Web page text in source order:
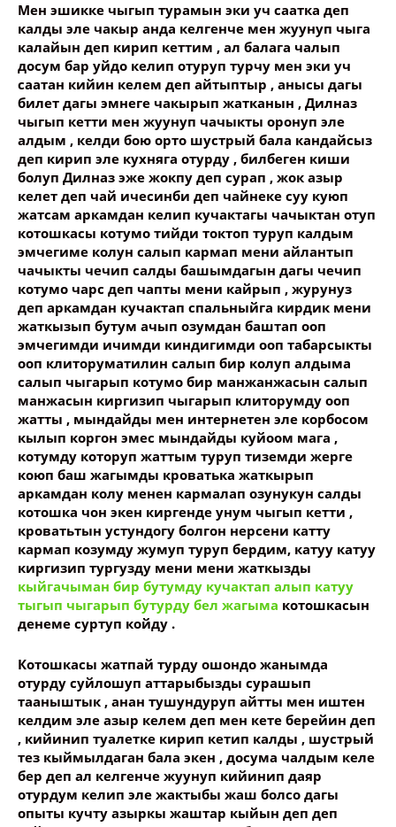
Мен эшикке чыгып турамын эки уч саатка деп
калды эле чакыр анда келгенче мен жуунуп чыга
калайын деп кирип кеттим , ал балага чалып
досум бар уйдо келип отуруп турчу мен эки уч
саатан кийин келем деп айтыптыр , анысы дагы
билет дагы эмнеге чакырып жатканын , Дилназ
чыгып кетти мен жуунуп чачыкты оронуп эле
алдым , келди бою орто шустрый бала кандайсыз
деп кирип эле кухняга отурду , билбеген киши
болуп Дилназ эже жокпу деп сурап , жок азыр
келет деп чай ичесинби деп чайнеке суу куюп
жатсам аркамдан келип кучактагы чачыктан отуп
котошкасы котумо тийди токтоп туруп калдым
эмчегиме колун салып кармап мени айлантып
чачыкты чечип салды башымдагын дагы чечип
котумо чарс деп чапты мени кайрып , журунуз
деп аркамдан кучактап спальныйга кирдик мени
жаткызып бутум ачып озумдан баштап ооп
эмчегимди ичимди киндигимди ооп табарсыкты
ооп клиторуматилин салып бир колуп алдыма
салып чыгарып котумо бир манжанжасын салып
манжасын киргизип чыгарып клиторумду ооп
жатты , мындайды мен интернетен эле корбосом
кылып коргон эмес мындайды куйоом мага ,
котумду которуп жаттым туруп тиземди жерге
коюп баш жагымды кроватька жаткырып
аркамдан колу менен кармалап озунукун салды
котошка чон экен киргенде унум чыгып кетти ,
кроватьтын устундогу болгон нерсени катту
кармап козумду жумуп туруп бердим, катуу катуу
киргизип тургузду мени мени жаткызды
кыйгачыман бир бутумду кучактап алып катуу
тыгып чыгарып бутурду бел жагыма котошкасын
денеме суртуп койду .
Котошкасы жатпай турду ошондо жанымда
отурду суйлошуп аттарыбызды сурашып
тааныштык , анан тушундуруп айтты мен иштен
келдим эле азыр келем деп мен кете берейин деп
, кийинип туалетке кирип кетип калды , шустрый
тез кыймылдаган бала экен , досума чалдым келе
бер деп ал келгенче жуунуп кийинип даяр
отурдум келип эле жактыбы жаш болсо дагы
опыты кучту азыркы жаштар кыйын деп деп